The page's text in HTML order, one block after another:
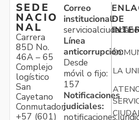
SEDE
NACIO
NAL
Carrera
85D No.
46A – 65
Complejo
logístico
San
Cayetano
Conmutador:
+57 (601)
Correo
institucional:
Línea
anticorrupción:
Desde
móvil o fijo:
157
Notificaciones
judiciales:
DE
LA